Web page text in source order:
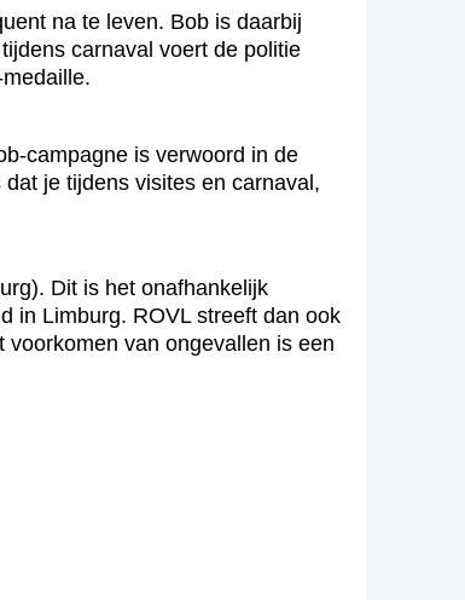
na te leven. Bob is daarbij
carnaval voert de politie
campagne is verwoord in de
je tijdens visites en carnaval,
Dit is het onafhankelijk
in Limburg. ROVL streeft dan ook
voorkomen van ongevallen is een